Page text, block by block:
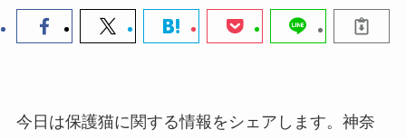
今日は保護猫に関する情報をシェアします。神奈